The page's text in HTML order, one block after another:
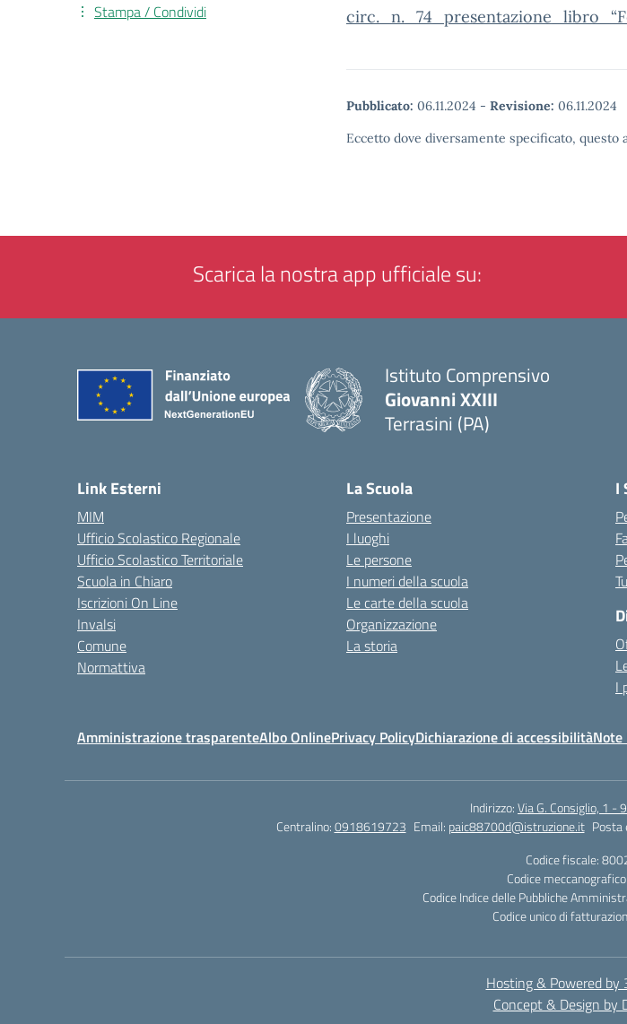
Pubblicato: 06.11.2024 - Revisione: 06.11.2024
Eccetto dove diversamente specificato,
Stampa / Condividi
Scarica la nostra app ufficiale su:
Istituto Comprensivo
Giovanni XXIII
Terrasini (PA)
Link Esterni
MIM
Ufficio Scolastico Regionale
Ufficio Scolastico Territoriale
Scuola in Chiaro
Iscrizioni On Line
Invalsi
Comune
Normattiva
La Scuola
Presentazione
I luoghi
Le persone
I numeri della scuola
Le carte della scuola
Organizzazione
La storia
I
I
Amministrazione trasparenteAlbo OnlinePrivacy PolicyDichiarazione di accessibilitàNote
Indirizzo:Via G. Consiglio, 1 -
Centralino:0918619723 Email: paic88700d@istruzione.it Posta
Codice fiscale:
Codice meccanografico:
Codice Indice delle Pubbliche
Codice unico di
Hosting & Powered by
Concept & Design by